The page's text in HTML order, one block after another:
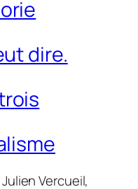
dire.
Julien Vercueil,